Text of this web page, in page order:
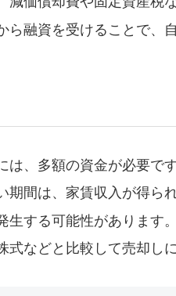
ら融資を受けることで、
は、多額の資金が必要です
期間は、家賃収入が得られ
する可能性があります。
式などと比較して売却し